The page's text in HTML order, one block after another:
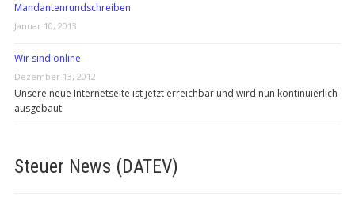
Mandantenrundschreiben
Januar 10, 2013
Wir sind online
Dezember 13, 2012
Unsere neue Internetseite ist jetzt erreichbar und wird nun kontinuierlich
ausgebaut!
Steuer News (DATEV)